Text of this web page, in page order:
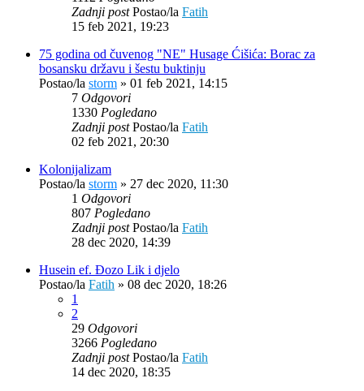
Zadnji postPostao/la Fatih
15 feb 2021, 19:23
75 godina od čuvenog "NE" Husage Ćišića: Borac za
bosansku državu i šestu buktinju
Postao/la storm » 01 feb 2021, 14:15
7 Odgovori
1330 Pogledano
Zadnji postPostao/la Fatih
02 feb 2021, 20:30
Kolonijalizam
Postao/la storm » 27 dec 2020, 11:30
1 Odgovori
807 Pogledano
Zadnji postPostao/la Fatih
28 dec 2020, 14:39
Husein ef. Đozo Lik i djelo
Postao/la Fatih » 08 dec 2020, 18:26
1
2
29 Odgovori
3266 Pogledano
Zadnji postPostao/la Fatih
14 dec 2020, 18:35